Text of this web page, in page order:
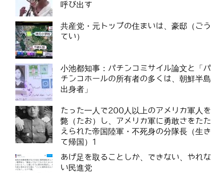
呼び出す
共産党・元トップの住まいは、豪邸（ごう
てい）
小池都知事：パチンコミサイル論文と「パ
チンコホールの所有者の多くは、朝鮮半島
出身者」
たった一人で200人以上のアメリカ軍人を
斃（たお）し、アメリカ軍に勇敢さをたた
えられた帝国陸軍・不死身の分隊長（生き
て帰国）1
あげ足を取ることしか、できない、やれな
い民進党